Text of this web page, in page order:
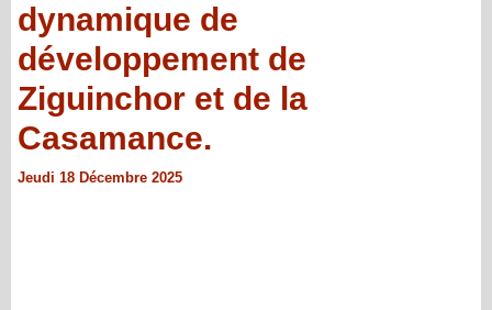
dynamique de
développement de
Ziguinchor et de la
Casamance.
Jeudi 18 Décembre 2025